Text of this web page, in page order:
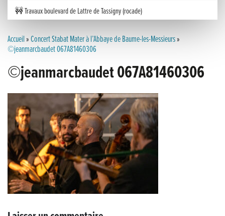
🚧 Travaux boulevard de Lattre de Tassigny (rocade)
Inauguration nouvelle station d’épuration (STEP) de Trenal
Meilleurs voeux 2026
« France, une histoire d’amour », l’avant-première au Cinéma 4C !
Les Saisons Baroques du Jura 2025
Journée nationale de la Résistance
Dernier coup de pédale pour la Cyclosportive
Accueil»Concert Stabat Mater à l’Abbaye de Baume-les-Messieurs»
©jeanmarcbaudet 067A81460306
©jeanmarcbaudet 067A81460306